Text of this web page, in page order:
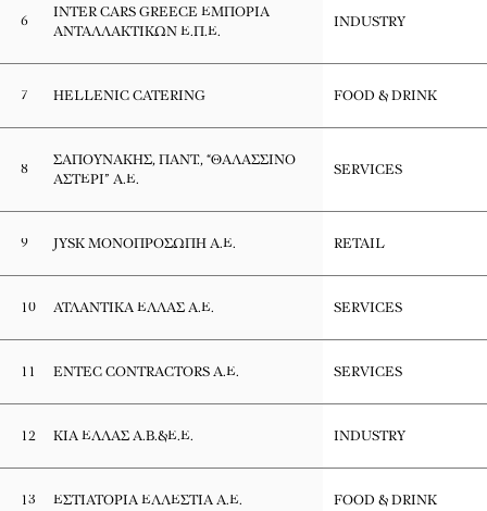
6
INTER CARS GREECE ΕΜΠΟΡΙΑ
ΑΝΤΑΛΛΑΚΤΙΚΩΝ Ε.Π.Ε.
INDUSTRY
7 HELLENIC CATERING FOOD & DRINK
8
ΣΑΠΟΥΝΑΚΗΣ, ΠΑΝΤ., “ΘΑΛΑΣΣΙΝΟ
ΑΣΤΕΡΙ” Α.Ε.
SERVICES
9 JYSK ΜΟΝΟΠΡΟΣΩΠΗ Α.Ε. RETAIL
10 ΑΤΛΑΝΤΙΚΑ ΕΛΛΑΣ Α.Ε. SERVICES
11 ENTEC CONTRACTORS Α.Ε. SERVICES
12 ΚΙΑ ΕΛΛΑΣ Α.Β.&Ε.Ε. INDUSTRY
13 ΕΣΤΙΑΤΟΡΙΑ ΕΛΛΕΣΤΙΑ Α.Ε. FOOD & DRINK